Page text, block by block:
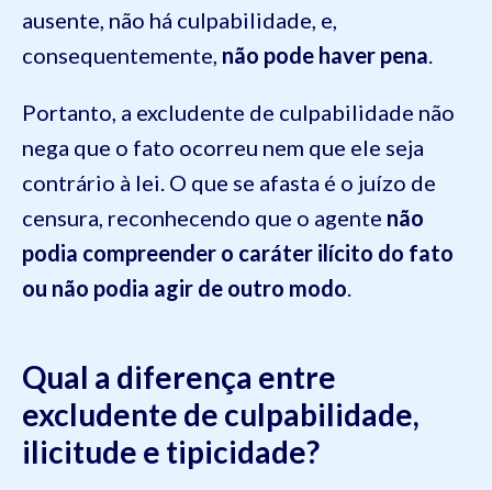
ausente, não há culpabilidade, e,
consequentemente, não pode haver pena.
Portanto, a excludente de culpabilidade não
nega que o fato ocorreu nem que ele seja
contrário à lei. O que se afasta é o juízo de
censura, reconhecendo que o agente não
podia compreender o caráter ilícito do fato
ou não podia agir de outro modo.
Qual a diferença entre
excludente de culpabilidade,
ilicitude e tipicidade?